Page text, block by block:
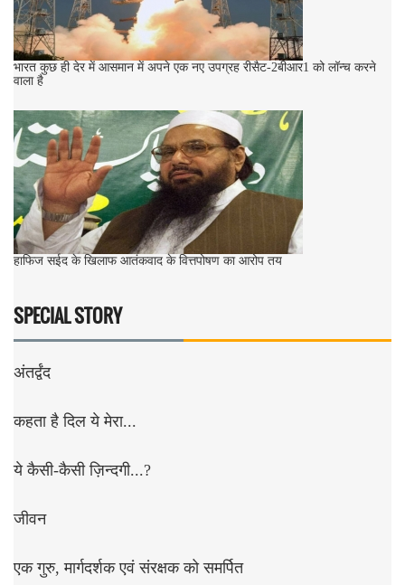
भारत कुछ ही देर में आसमान में अपने एक नए उपग्रह रीसैट-2बीआर1 को लॉन्च करने
वाला है
हाफिज सईद के खिलाफ आतंकवाद के वित्तपोषण का आरोप तय
SPECIAL STORY
अंतर्द्वंद
कहता है दिल ये मेरा...
ये कैसी-कैसी ज़िन्दगी...?
जीवन
एक गुरु, मार्गदर्शक एवं संरक्षक को समर्पित